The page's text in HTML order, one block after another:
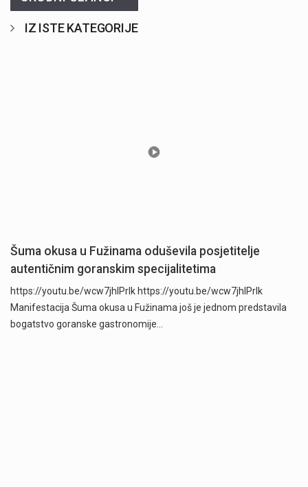
IZ ISTE KATEGORIJE
Šuma okusa u Fužinama oduševila posjetitelje
autentičnim goranskim specijalitetima
https://youtu.be/wcw7jhlPrlk https://youtu.be/wcw7jhlPrlk
Manifestacija Šuma okusa u Fužinama još je jednom predstavila
bogatstvo goranske gastronomije…